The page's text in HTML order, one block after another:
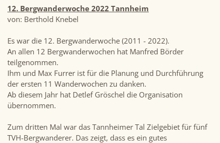
12. Bergwanderwoche 2022 Tannheim
von: Berthold Knebel
Es war die 12. Bergwanderwoche (2011 - 2022).
An allen 12 Bergwanderwochen hat Manfred Börder
teilgenommen.
Ihm und Max Furrer ist für die Planung und Durchführung
der ersten 11 Wanderwochen zu danken.
Ab diesem Jahr hat Detlef Gröschel die Organisation
übernommen.
Zum dritten Mal war das Tannheimer Tal Zielgebiet für fünf
TVH-Bergwanderer. Das zeigt, dass es ein gutes